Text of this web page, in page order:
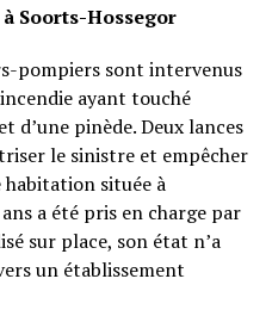
Soorts-Hossegor
pompiers sont intervenus
ayant touché
d’une pinède. Deux lances
le sinistre et empêcher
habitation située à
a été pris en charge par
sur place, son état n’a
un établissement